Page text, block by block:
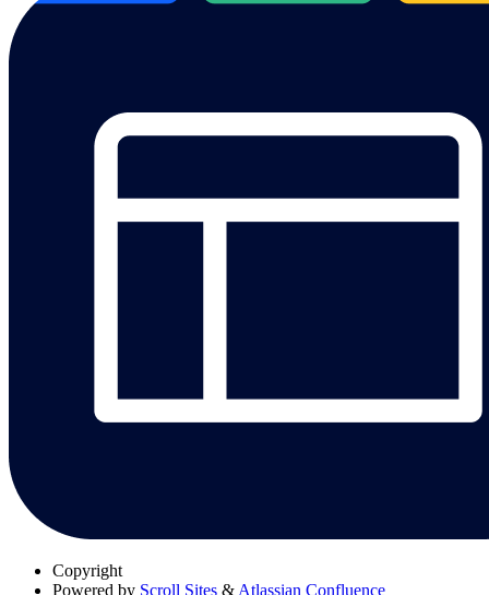
Copyright
Powered by Scroll Sites & Atlassian Confluence